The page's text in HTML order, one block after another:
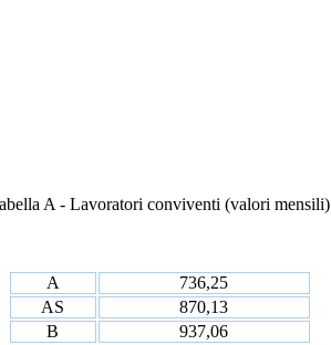
A - Lavoratori conviventi (valori mensili)
A
736,25
AS
870,13
B
937,06